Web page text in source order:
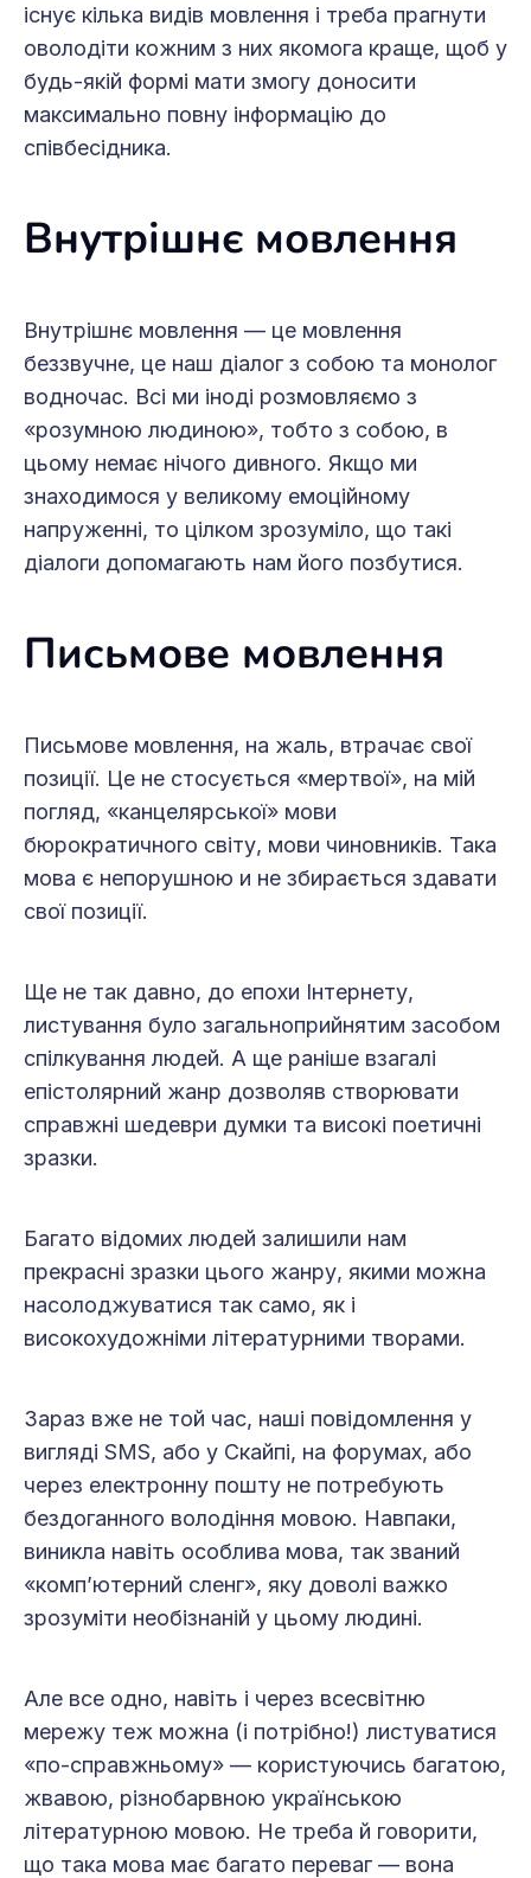
існує кілька видів мовлення і треба прагнути
оволодіти кожним з них якомога краще, щоб у
будь-якій формі мати змогу доносити
максимально повну інформацію до
співбесідника.
Внутрішнє мовлення
Внутрішнє мовлення — це мовлення
беззвучне, це наш діалог з собою та монолог
водночас. Всі ми іноді розмовляємо з
«розумною людиною», тобто з собою, в
цьому немає нічого дивного. Якщо ми
знаходимося у великому емоційному
напруженні, то цілком зрозуміло, що такі
діалоги допомагають нам його позбутися.
Письмове мовлення
Письмове мовлення, на жаль, втрачає свої
позиції. Це не стосується «мертвої», на мій
погляд, «канцелярської» мови
бюрократичного світу, мови чиновників. Така
мова є непорушною и не збирається здавати
свої позиції.
Ще не так давно, до епохи Інтернету,
листування було загальноприйнятим засобом
спілкування людей. А ще раніше взагалі
епістолярний жанр дозволяв створювати
справжні шедеври думки та високі поетичні
зразки.
Багато відомих людей залишили нам
прекрасні зразки цього жанру, якими можна
насолоджуватися так само, як і
високохудожніми літературними творами.
Зараз вже не той час, наші повідомлення у
вигляді SMS, або у Скайпі, на форумах, або
через електронну пошту не потребують
бездоганного володіння мовою. Навпаки,
виникла навіть особлива мова, так званий
«комп’ютерний сленг», яку доволі важко
зрозуміти необізнаній у цьому людині.
Але все одно, навіть і через всесвітню
мережу теж можна (і потрібно!) листуватися
«по-справжньому» — користуючись багатою,
жвавою, різнобарвною українською
літературною мовою. Не треба й говорити,
що така мова має багато переваг — вона